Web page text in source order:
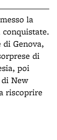
la
Genova,
di
poi
New
riscoprire